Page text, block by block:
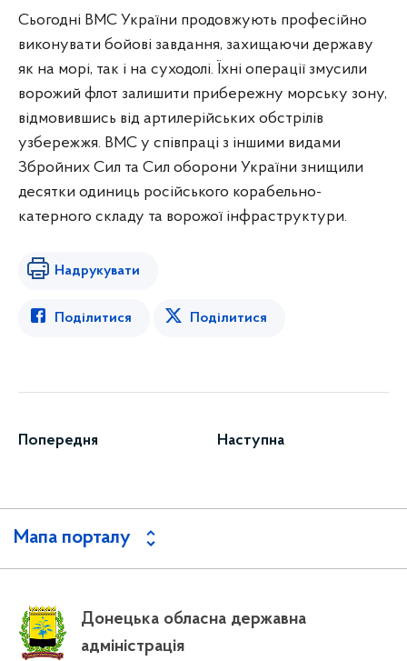
Сьогодні ВМС України продовжують професійно
виконувати бойові завдання, захищаючи державу
як на морі, так і на суходолі. Їхні операції змусили
ворожий флот залишити прибережну морську зону,
відмовившись від артилерійських обстрілів
узбережжя. ВМС у співпраці з іншими видами
Збройних Сил та Сил оборони України знищили
десятки одиниць російського корабельно-
катерного складу та ворожої інфраструктури.
Надрукувати
Поділитися Поділитися
Попередня Наступна
Мапа порталу
Донецька обласна державна
адміністрація